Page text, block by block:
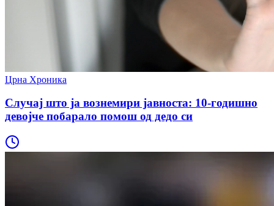
Црна Хроника
Случај што ја вознемири јавноста: 10-годишно
девојче побарало помош од дедо си